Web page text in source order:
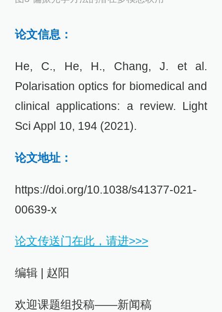
论文信息：
He, C., He, H., Chang, J. et al.
Polarisation optics for biomedical and
clinical applications: a review. Light
Sci Appl 10, 194 (2021).
论文地址：
https://doi.org/10.1038/s41377-021-
00639-x
论文传送门在此，请进>>>
编辑 | 赵阳
欢迎课题组投稿——新闻稿